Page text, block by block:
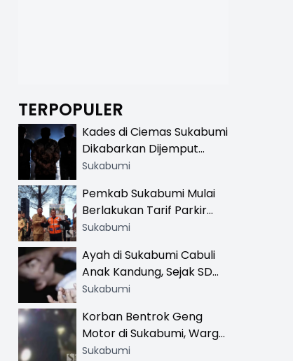
TERPOPULER
Kades di Ciemas Sukabumi
Dikabarkan Dijemput
Satnarkoba, Polisi
Sukabumi
Pemkab Sukabumi Mulai
Berlakukan Tarif Parkir
Resmi di 13 Lokasi Wisata,
Khusus
Sukabumi
Ayah di Sukabumi Cabuli
Anak Kandung, Sejak SD
Hingga SMA
Sukabumi
Korban Bentrok Geng
Motor di Sukabumi, Warga
dan Sopir Tangki
Sukabumi